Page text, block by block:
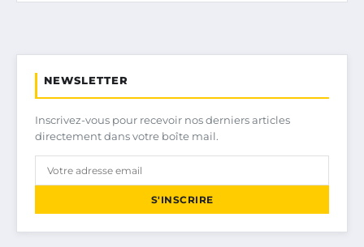
NEWSLETTER
Inscrivez-vous pour recevoir nos derniers articles
directement dans votre boîte mail.
S'INSCRIRE